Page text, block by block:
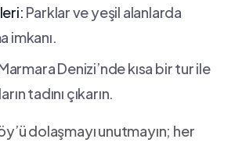
Parklar ⁣ve yeşil alanlarda‍
imkanı.
Denizi’nde kısa bir ‌tur ⁣ile
tadını çıkarın.
dolaşmayı unutmayın; her